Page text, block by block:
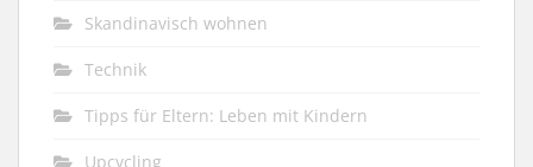
Skandinavisch wohnen
Technik
Tipps für Eltern: Leben mit Kindern
Upcycling